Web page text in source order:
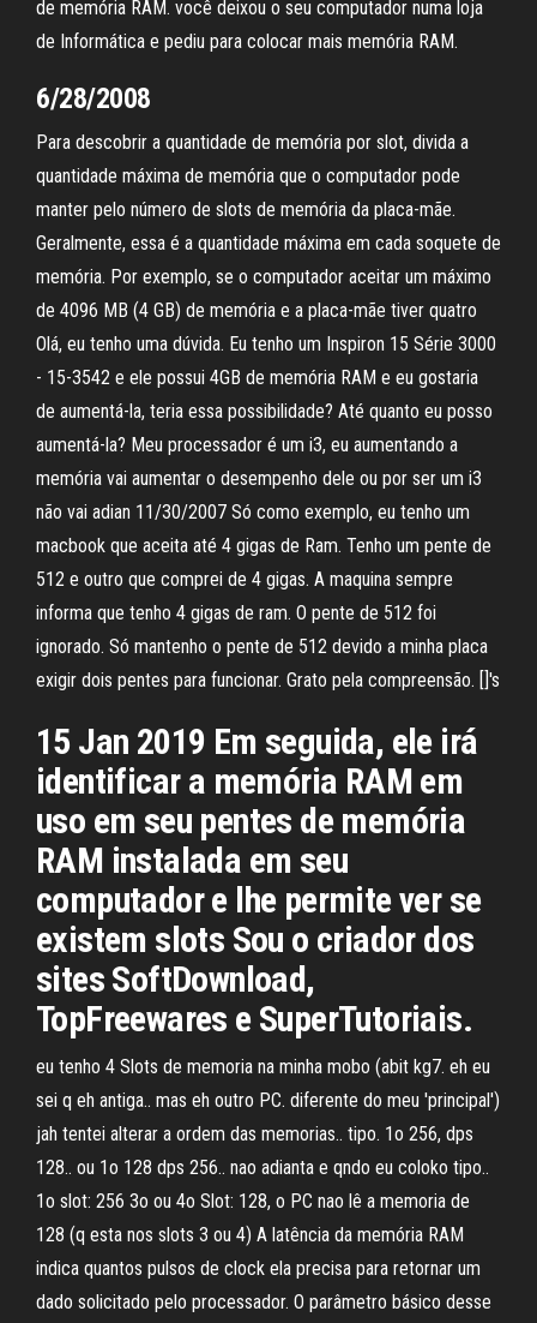
de memória RAM. você deixou o seu computador numa loja
de Informática e pediu para colocar mais memória RAM.
6/28/2008
Para descobrir a quantidade de memória por slot, divida a
quantidade máxima de memória que o computador pode
manter pelo número de slots de memória da placa-mãe.
Geralmente, essa é a quantidade máxima em cada soquete de
memória. Por exemplo, se o computador aceitar um máximo
de 4096 MB (4 GB) de memória e a placa-mãe tiver quatro
Olá, eu tenho uma dúvida. Eu tenho um Inspiron 15 Série 3000
- 15-3542 e ele possui 4GB de memória RAM e eu gostaria
de aumentá-la, teria essa possibilidade? Até quanto eu posso
aumentá-la? Meu processador é um i3, eu aumentando a
memória vai aumentar o desempenho dele ou por ser um i3
não vai adian 11/30/2007 Só como exemplo, eu tenho um
macbook que aceita até 4 gigas de Ram. Tenho um pente de
512 e outro que comprei de 4 gigas. A maquina sempre
informa que tenho 4 gigas de ram. O pente de 512 foi
ignorado. Só mantenho o pente de 512 devido a minha placa
exigir dois pentes para funcionar. Grato pela compreensão. []'s
15 Jan 2019 Em seguida, ele irá
identificar a memória RAM em
uso em seu pentes de memória
RAM instalada em seu
computador e lhe permite ver se
existem slots Sou o criador dos
sites SoftDownload,
TopFreewares e SuperTutoriais.
eu tenho 4 Slots de memoria na minha mobo (abit kg7. eh eu
sei q eh antiga.. mas eh outro PC. diferente do meu 'principal')
jah tentei alterar a ordem das memorias.. tipo. 1o 256, dps
128.. ou 1o 128 dps 256.. nao adianta e qndo eu coloko tipo..
1o slot: 256 3o ou 4o Slot: 128, o PC nao lê a memoria de
128 (q esta nos slots 3 ou 4) A latência da memória RAM
indica quantos pulsos de clock ela precisa para retornar um
dado solicitado pelo processador. O parâmetro básico desse